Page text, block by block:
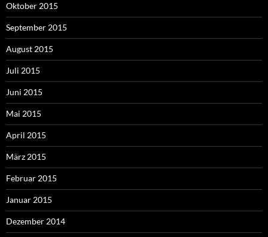
Oktober 2015
September 2015
August 2015
Juli 2015
Juni 2015
Mai 2015
April 2015
März 2015
Februar 2015
Januar 2015
Dezember 2014